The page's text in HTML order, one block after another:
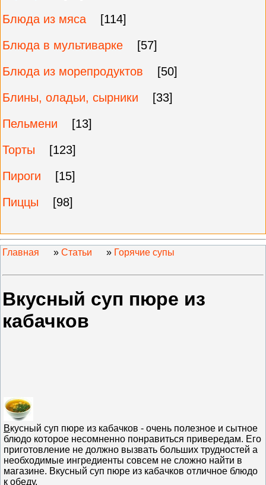
Блюда из мяса
[114]
Блюда в мультиварке
[57]
Блюда из морепродуктов
[50]
Блины, оладьи, сырники
[33]
Пельмени
[13]
Торты
[123]
Пироги
[15]
Пиццы
[98]
Главная » Статьи » Горячие супы
Вкусный суп пюре из
кабачков
Вкусный суп пюре из кабачков - очень полезное и сытное
блюдо которое несомненно понравиться привередам. Его
приготовление не должно вызвать больших трудностей а
необходимые ингредиенты совсем не сложно найти в
магазине. Вкусный суп пюре из кабачков отличное блюдо
к обеду.